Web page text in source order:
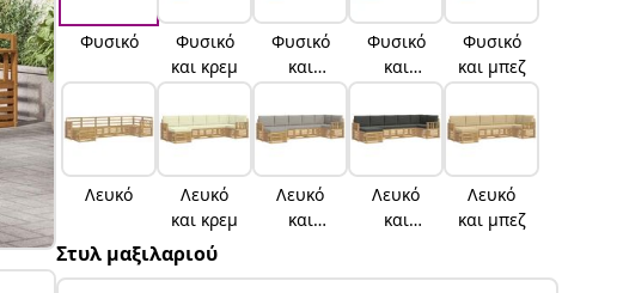
Φυσικό
Φυσικό
και κρεμ
Φυσικό
και
ανοιχτό
γκρι
Φυσικό
και
ανθρακί
Φυσικό
και μπεζ
Λευκό
Λευκό
και κρεμ
Λευκό
και
Λευκό
και
Λευκό
και μπεζ
Στυλ μαξιλαριού